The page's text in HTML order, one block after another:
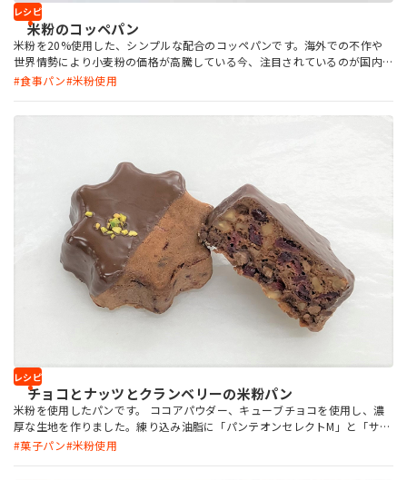
レシピ
米粉のコッペパン
米粉を20%使用した、シンプルな配合のコッペパンです。海外での不作や
世界情勢により小麦粉の価格が高騰している今、注目されているのが国内
産の製品も数多くある米粉です。米粉を使用することで、小麦粉に比べても
食事パン 米粉使用
レシピ
チョコとナッツとクランベリーの米粉パン
米粉を使用したパンです。 ココアパウダー、キューブチョコを使用し、濃
厚な生地を作りました。練り込み油脂に「パンテオンセレクトM」と「サク
セフレッシュ」を使用することで、コクのあるしっとりとした製品になり
菓子パン 米粉使用